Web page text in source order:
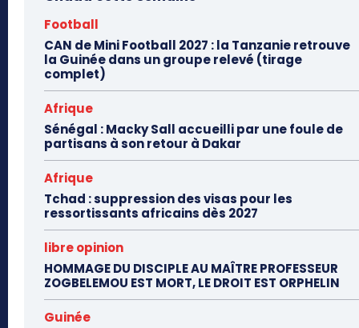
Football
CAN de Mini Football 2027 : la Tanzanie retrouve
la Guinée dans un groupe relevé (tirage
complet)
Afrique
Sénégal : Macky Sall accueilli par une foule de
partisans à son retour à Dakar
Afrique
Tchad : suppression des visas pour les
ressortissants africains dès 2027
libre opinion
HOMMAGE DU DISCIPLE AU MAÎTRE PROFESSEUR
ZOGBELEMOU EST MORT, LE DROIT EST ORPHELIN
Guinée